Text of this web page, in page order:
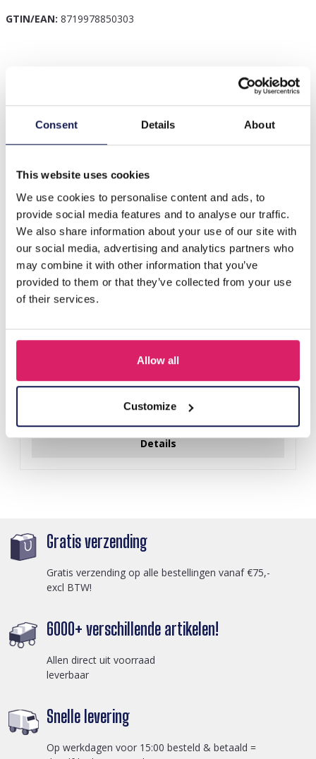
Consent Details About
This website uses cookies
We use cookies to personalise content and ads, to
provide social media features and to analyse our traffic.
We also share information about your use of our site with
our social media, advertising and analytics partners who
may combine it with other information that you’ve
provided to them or that they’ve collected from your use
of their services.
Allow all
Customize
GTIN/EAN: 8719978850303
Winterhoofdband in een chique grijze tint, het perfecte
accessoire om je warm en…Meer
Anderen kochten ook
Y-A2.4 H401-001A Knitted Headband Black
Login voor prijzen
Details
Gratis verzending
Gratis verzending op alle bestellingen vanaf €75,-
excl BTW!
6000+ verschillende artikelen!
Allen direct uit voorraad
leverbaar
Snelle levering
Op werkdagen voor 15:00 besteld & betaald =